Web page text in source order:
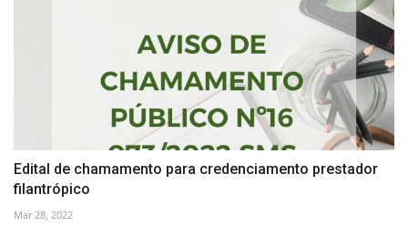
Edital de chamamento para credenciamento prestador
filantrópico
Mar 28, 2022